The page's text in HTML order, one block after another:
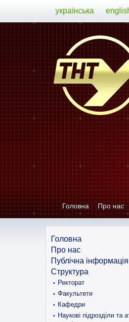
українська
Головна Про нас
Головна
Про нас
Публічна інформація
Структура
Ректорат
Факультети
Кафедри
Наукові підрозділи та